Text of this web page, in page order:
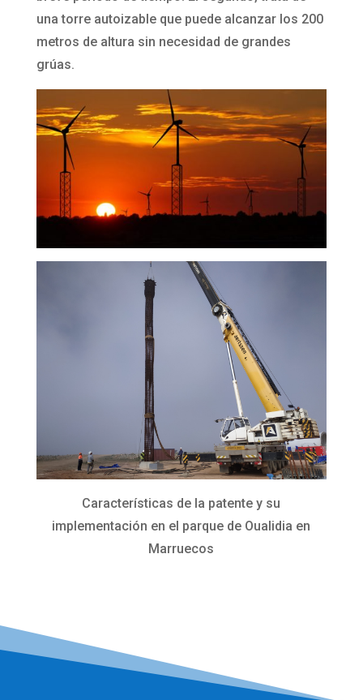
una torre autoizable que puede alcanzar los 200
metros de altura sin necesidad de grandes
grúas.
Características de la patente y su
implementación en el parque de Oualidia en
Marruecos